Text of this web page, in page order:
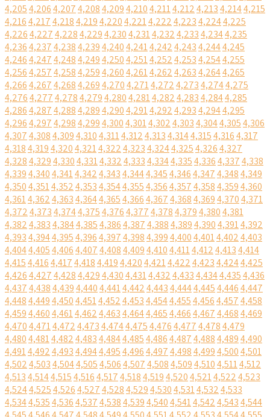
4,2054,2064,2074,2084,2094,2104,2114,2124,2134,2144,215
4,2164,2174,2184,2194,2204,2214,2224,2234,2244,225
4,2264,2274,2284,2294,2304,2314,2324,2334,2344,235
4,2364,2374,2384,2394,2404,2414,2424,2434,2444,245
4,2464,2474,2484,2494,2504,2514,2524,2534,2544,255
4,2564,2574,2584,2594,2604,2614,2624,2634,2644,265
4,2664,2674,2684,2694,2704,2714,2724,2734,2744,275
4,2764,2774,2784,2794,2804,2814,2824,2834,2844,285
4,2864,2874,2884,2894,2904,2914,2924,2934,2944,295
4,2964,2974,2984,2994,3004,3014,3024,3034,3044,3054,306
4,3074,3084,3094,3104,3114,3124,3134,3144,3154,3164,317
4,3184,3194,3204,3214,3224,3234,3244,3254,3264,327
4,3284,3294,3304,3314,3324,3334,3344,3354,3364,3374,338
4,3394,3404,3414,3424,3434,3444,3454,3464,3474,3484,349
4,3504,3514,3524,3534,3544,3554,3564,3574,3584,3594,360
4,3614,3624,3634,3644,3654,3664,3674,3684,3694,3704,371
4,3724,3734,3744,3754,3764,3774,3784,3794,3804,381
4,3824,3834,3844,3854,3864,3874,3884,3894,3904,3914,392
4,3934,3944,3954,3964,3974,3984,3994,4004,4014,4024,403
4,4044,4054,4064,4074,4084,4094,4104,4114,4124,4134,414
4,4154,4164,4174,4184,4194,4204,4214,4224,4234,4244,425
4,4264,4274,4284,4294,4304,4314,4324,4334,4344,4354,436
4,4374,4384,4394,4404,4414,4424,4434,4444,4454,4464,447
4,4484,4494,4504,4514,4524,4534,4544,4554,4564,4574,458
4,4594,4604,4614,4624,4634,4644,4654,4664,4674,4684,469
4,4704,4714,4724,4734,4744,4754,4764,4774,4784,479
4,4804,4814,4824,4834,4844,4854,4864,4874,4884,4894,490
4,4914,4924,4934,4944,4954,4964,4974,4984,4994,5004,501
4,5024,5034,5044,5054,5064,5074,5084,5094,5104,5114,512
4,5134,5144,5154,5164,5174,5184,5194,5204,5214,5224,523
4,5244,5254,5264,5274,5284,5294,5304,5314,5324,533
4,5344,5354,5364,5374,5384,5394,5404,5414,5424,5434,544